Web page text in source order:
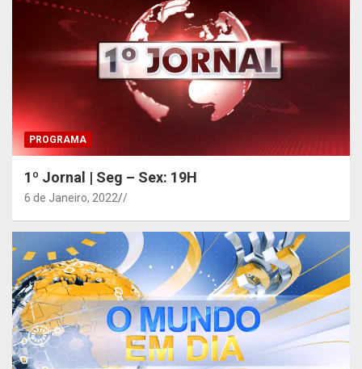
PROGRAMA
1º Jornal | Seg – Sex: 19H
6 de Janeiro, 2022 /